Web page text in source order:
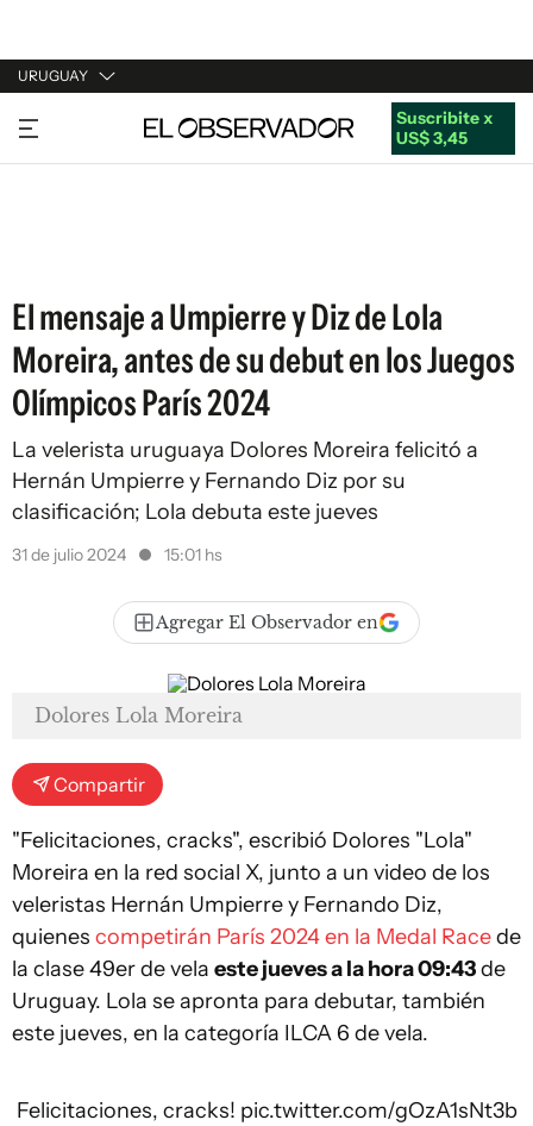
URUGUAY
URUGUAY
ARGENTINA
Suscribite x
US$ 3,45
El mensaje a Umpierre y Diz de Lola
Moreira, antes de su debut en los Juegos
Olímpicos París 2024
La velerista uruguaya Dolores Moreira felicitó a
Hernán Umpierre y Fernando Diz por su
clasificación; Lola debuta este jueves
31 de julio 2024 15:01 hs
Agregar El Observador en
Dolores Lola Moreira
Compartir
"Felicitaciones, cracks", escribió Dolores "Lola"
Moreira en la red social X, junto a un video de los
veleristas Hernán Umpierre y Fernando Diz,
quienes competirán París 2024 en la Medal Racede
la clase 49er de vela este jueves a la hora 09:43de
Uruguay. Lola se apronta para debutar, también
este jueves, en la categoría ILCA 6 de vela.
Felicitaciones, cracks! pic.twitter.com/gOzA1sNt3b